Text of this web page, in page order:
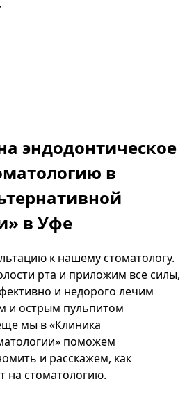
эндодонтическое
в
в Уфе
к нашему стоматологу.
рта и приложим все силы,
и недорого лечим
и острым пульпитом
мы в «Клиника
поможем
и расскажем, как
на стоматологию.